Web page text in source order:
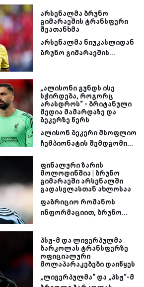
არსენალმა ბრუნო
გიმარაეშის ტრანსფერი
შეათანხმა
არსენალმა ნიუკასლიდან
ბრუნო გიმარაეშის...
„ალისონი გუნდს ისე
სჭირდება, როგორც
არასდროს“ - ბრიტანული
მედია მამარდაზე და
ბეკერზე წერს
ალისონ ბეკერი მსოფლიო
ჩემპიონატის შემდგომი...
ფინალური ზარის
მოლოდინშია | ბრუნო
გიმარაეში არსენალში
გადასვლასთან ახლოსაა
ფაბრიციო რომანოს
ინფორმაციით, ბრუნო...
პსჟ-მ და ლივერპულმა
ბარკოლას ტრანსფერზე
ოფიციალური
მოლაპარაკებები დაიწყეს
„ლივერპულმა“ და „პსჟ“-მ